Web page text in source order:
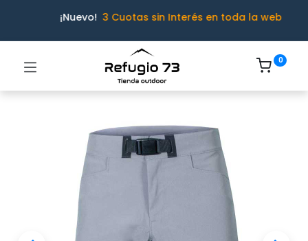
¡Nuevo! 3 Cuotas sin Interés en toda la web
0